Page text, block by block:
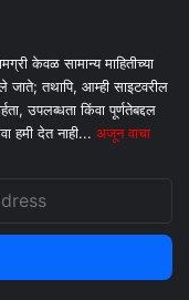
केवळ सामान्य माहितीच्या
जाते; तथापि, आम्ही साइटवरील
उपलब्धता किंवा पूर्णतेबद्दल
हमी देत ​​नाही... अजून वाचा